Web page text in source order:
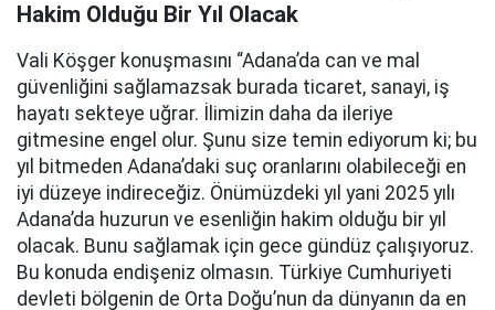
Hakim Olduğu Bir Yıl Olacak
Vali Köşger konuşmasını “Adana’da can ve mal
güvenliğini sağlamazsak burada ticaret, sanayi, iş
hayatı sekteye uğrar. İlimizin daha da ileriye
gitmesine engel olur. Şunu size temin ediyorum ki; bu
yıl bitmeden Adana’daki suç oranlarını olabileceği en
iyi düzeye indireceğiz. Önümüzdeki yıl yani 2025 yılı
Adana’da huzurun ve esenliğin hakim olduğu bir yıl
olacak. Bunu sağlamak için gece gündüz çalışıyoruz.
Bu konuda endişeniz olmasın. Türkiye Cumhuriyeti
devleti bölgenin de Orta Doğu’nun da dünyanın da en